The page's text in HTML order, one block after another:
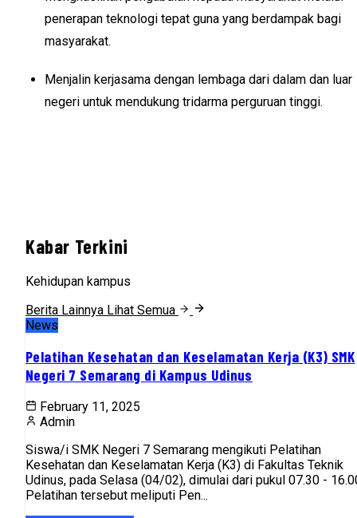
penerapan teknologi tepat guna yang berdampak bagi
masyarakat.
Menjalin kerjasama dengan lembaga dari dalam dan luar
negeri untuk mendukung tridarma perguruan tinggi.
Kabar Terkini
Kehidupan kampus
Berita Lainnya Lihat Semua
News
Pelatihan Kesehatan dan Keselamatan Kerja (K3) SMK
Negeri 7 Semarang di Kampus Udinus
February 11, 2025
Admin
Siswa/i SMK Negeri 7 Semarang mengikuti Pelatihan
Kesehatan dan Keselamatan Kerja (K3) di Fakultas Teknik
Udinus, pada Selasa (04/02), dimulai dari pukul 07.30 -
Pelatihan tersebut meliputi Pen...